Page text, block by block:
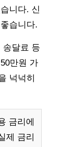
니다. 신
습니다.
송달료 등
만원 가
넉넉히
금리에
제 금리